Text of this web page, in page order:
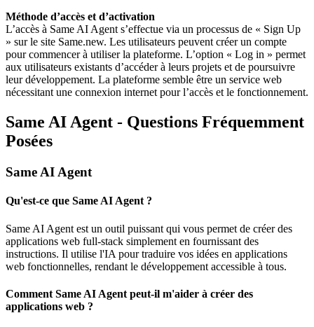
Méthode d’accès et d’activation
L’accès à Same AI Agent s’effectue via un processus de « Sign Up
» sur le site Same.new. Les utilisateurs peuvent créer un compte
pour commencer à utiliser la plateforme. L’option « Log in » permet
aux utilisateurs existants d’accéder à leurs projets et de poursuivre
leur développement. La plateforme semble être un service web
nécessitant une connexion internet pour l’accès et le fonctionnement.
Same AI Agent - Questions Fréquemment
Posées
Same AI Agent
Qu'est-ce que Same AI Agent ?
Same AI Agent est un outil puissant qui vous permet de créer des
applications web full-stack simplement en fournissant des
instructions. Il utilise l'IA pour traduire vos idées en applications
web fonctionnelles, rendant le développement accessible à tous.
Comment Same AI Agent peut-il m'aider à créer des
applications web ?